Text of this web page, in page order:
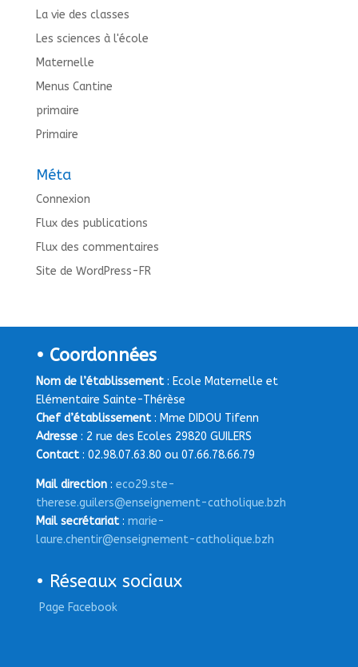
La vie des classes
Les sciences à l'école
Maternelle
Menus Cantine
primaire
Primaire
Méta
Connexion
Flux des publications
Flux des commentaires
Site de WordPress-FR
• Coordonnées
Nom de l’établissement: Ecole Maternelle et
Elémentaire Sainte-Thérèse
Chef d’établissement: Mme DIDOU Tifenn
Adresse: 2 rue des Ecoles 29820 GUILERS
Contact: 02.98.07.63.80 ou 07.66.78.66.79
Mail direction: eco29.ste-
therese.guilers@enseignement-catholique.bzh
Mail secrétariat: marie-
laure.chentir@enseignement-catholique.bzh
• Réseaux sociaux
Page Facebook